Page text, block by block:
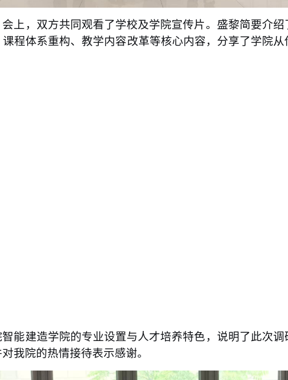
上，双方共同观看了学校及学院宣传片。盛黎简要介
程体系重构、教学内容改革等核心内容，分享了学院
能建造学院的专业设置与人才培养特色，说明了此次
我院的热情接待表示感谢。